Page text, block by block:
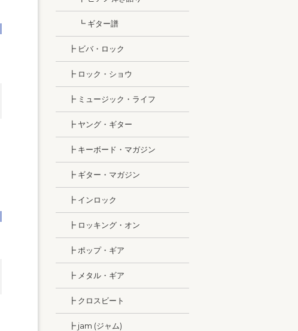
┗ ギター譜
┣ ビバ・ロック
┣ ロック・ショウ
┣ ミュージック・ライフ
┣ ヤング・ギター
┣ キーボード・マガジン
┣ ギター・マガジン
┣ インロック
┣ ロッキング・オン
┣ ポップ・ギア
┣ メタル・ギア
┣ クロスビート
┣ jam (ジャム)